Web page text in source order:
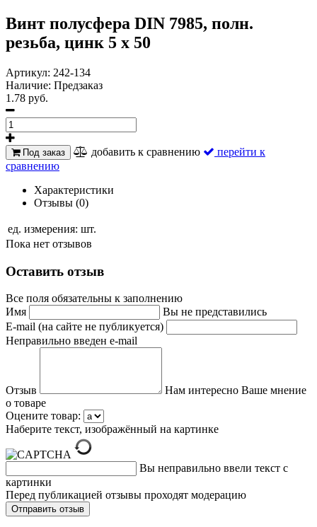
Винт полусфера DIN 7985, полн.
резьба, цинк 5 х 50
Артикул: 242-134
Наличие: Предзаказ
1.78 руб.
Под заказ добавить к сравнению
перейти к
сравнению
Характеристики
Отзывы (0)
ед. измерения: шт.
Пока нет отзывов
Оставить отзыв
Все поля обязательны к заполнению
Имя
Вы не представились
E-mail (на сайте не публикуется)
Неправильно введен e-mail
Отзыв
Нам интересно Ваше мнение
о товаре
Оцените товар:
Наберите текст, изображённый на картинке
Вы неправильно ввели текст с
картинки
Перед публикацией отзывы проходят модерацию